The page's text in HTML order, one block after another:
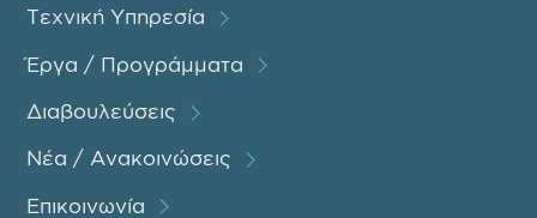
Τεχνική Υπηρεσία
Έργα / Προγράμματα
Διαβουλεύσεις
Νέα / Ανακοινώσεις
Επικοινωνία